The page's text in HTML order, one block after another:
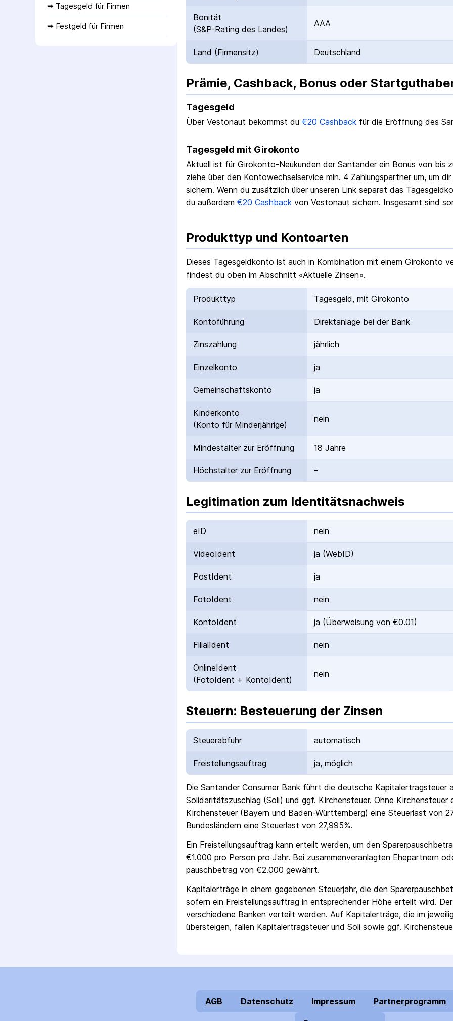
➡ Tagesgeld für Firmen
➡ Festgeld für Firmen
Bonität
(S&P-Rating des Landes)
AAA
Land (Firmensitz) Deutschland
Prämie, Cashback, Bonus oder
Tagesgeld
Über Vestonaut bekommst du €20 Cashback für die Eröffnung des
Tagesgeld mit Girokonto
Aktuell ist für Girokonto-Neukunden der Santanderein Bonus von bis
ziehe über den Konto­wechsel­service min. 4 Zahlungs­partner um, um
sichern. Wenn du zusätzlich über unseren Link separat das
du außerdem €20 Cashback von Vestonaut sichern. Insgesamt sind
Produkttyp und Kontoarten
Dieses Tagesgeldkonto ist auch in Kombination mit einem Girokonto
findest du oben im Abschnitt «Aktuelle Zinsen».
Produkttyp Tagesgeld, mit Girokonto
Kontoführung Direktanlage bei der Bank
Zinszahlung jährlich
Einzelkonto ja
Gemeinschafts­konto ja
Kinderkonto
(Konto für Minderjährige)
nein
Mindestalter zur Eröffnung 18 Jahre
Höchstalter zur Eröffnung –
Legitimation zum Identitätsnachweis
eID nein
VideoIdent ja (WebID)
PostIdent ja
FotoIdent nein
KontoIdent ja (Überweisung von €0.01)
FilialIdent nein
OnlineIdent
(FotoIdent + KontoIdent)
nein
Steuern: Besteuerung der Zinsen
Steuerabfuhr automatisch
Freistellungs­auftrag ja, möglich
Die Santander Consumer Bank führt die deutsche Kapital­ertrag­steuer
Solidaritäts­zuschlag (Soli) und ggf. Kirchensteuer. Ohne
Kirchensteuer (Bayern und Baden-Württemberg) eine Steuerlast von
Bundesländern eine Steuerlast von 27,995%.
Ein Freistellungs­auftrag kann erteilt werden, um den
€1.000 pro Person pro Jahr. Bei zusammenveranlagten Ehepartnern
pausch­betrag von €2.000 gewährt.
Kapitalerträge in einem gegebenen Steuerjahr, die den
sofern ein Freistellungs­auftrag in entsprechender Höhe erteilt wird.
verschiedene Banken verteilt werden. Auf Kapitalerträge, die im
übersteigen, fallen Kapital­ertrag­steuer und Soli sowie ggf.
AGB Datenschutz Impressum Partnerprogramm